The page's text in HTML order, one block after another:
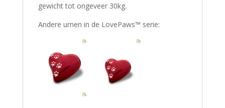
gewicht tot ongeveer 30kg.
Andere urnen in de LovePaws™ serie: